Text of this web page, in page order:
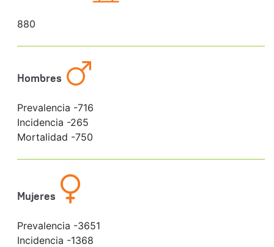
880
Hombres
Prevalencia -716
Incidencia -265
Mortalidad -750
Mujeres
Prevalencia -3651
Incidencia -1368